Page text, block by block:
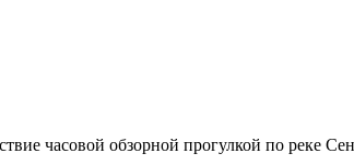
часовой обзорной прогулкой по реке